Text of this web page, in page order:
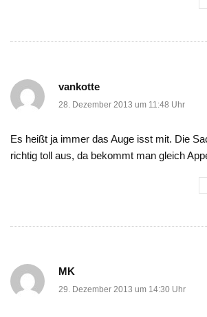
vankotte
28. Dezember 2013 um 11:48 Uhr
Es heißt ja immer das Auge isst mit. Die
richtig toll aus, da bekommt man gleich
MK
29. Dezember 2013 um 14:30 Uhr